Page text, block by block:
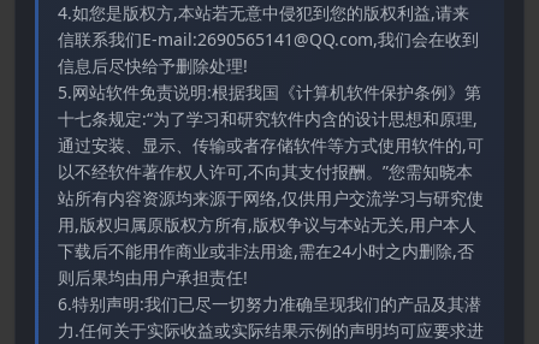
4.如您是版权方,本站若无意中侵犯到您的版权利益,请来
信联系我们E-mail:2690565141@QQ.com,我们会在收到
信息后尽快给予删除处理!
5.网站软件免责说明:根据我国《计算机软件保护条例》第
十七条规定:“为了学习和研究软件内含的设计思想和原理,
通过安装、显示、传输或者存储软件等方式使用软件的,可
以不经软件著作权人许可,不向其支付报酬。”您需知晓本
站所有内容资源均来源于网络,仅供用户交流学习与研究使
用,版权归属原版权方所有,版权争议与本站无关,用户本人
下载后不能用作商业或非法用途,需在24小时之内删除,否
则后果均由用户承担责任!
6.特别声明:我们已尽一切努力准确呈现我们的产品及其潜
力.任何关于实际收益或实际结果示例的声明均可应要求进